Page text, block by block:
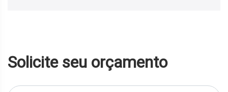
Solicite seu orçamento